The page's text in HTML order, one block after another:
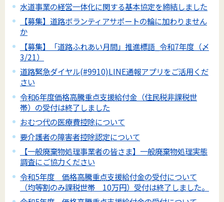
水道事業の経営一体化に関する基本協定を締結しました
【募集】道路ボランティアサポートの輪に加わりません
か
【募集】「道路ふれあい月間」推進標語_令和7年度（〆
3/21）
道路緊急ダイヤル(#9910)LINE通報アプリをご活用くだ
さい
令和6年度価格高騰重点支援給付金（住民税非課税世
帯）の受付は終了しました
おむつ代の医療費控除について
要介護者の障害者控除認定について
【一般廃棄物処理事業者の皆さま】一般廃棄物処理実態
調査にご協力ください
令和5年度 価格高騰重点支援給付金の受付について
（均等割のみ課税世帯 10万円）受付は終了しました。